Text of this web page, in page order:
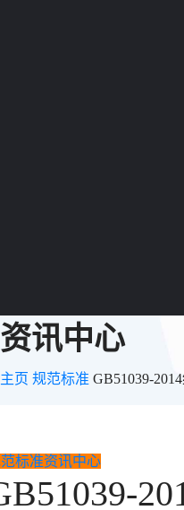
资讯中心
主页 规范标准 GB51039-
标准资讯中心